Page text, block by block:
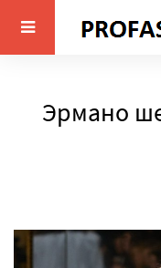
Эрмано